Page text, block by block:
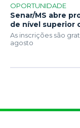
OPORTUNIDADE
Senar/MS abre
de nível superior
As inscrições são
agosto